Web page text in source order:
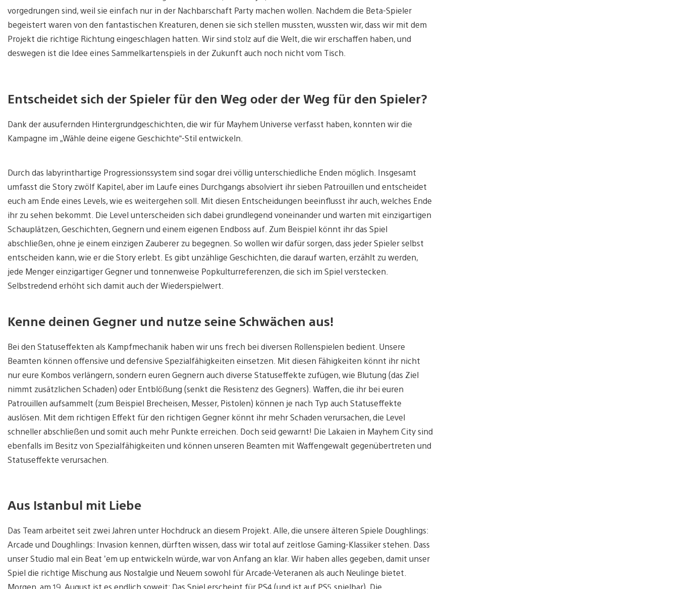
vorgedrungen sind, weil sie einfach nur in der Nachbarschaft Party machen wollen. Nachdem die Beta-Spieler
begeistert waren von den fantastischen Kreaturen, denen sie sich stellen mussten, wussten wir, dass wir mit dem
Projekt die richtige Richtung eingeschlagen hatten. Wir sind stolz auf die Welt, die wir erschaffen haben, und
deswegen ist die Idee eines Sammelkartenspiels in der Zukunft auch noch nicht vom Tisch.
Entscheidet sich der Spieler für den Weg oder der Weg für den Spieler?
Dank der ausufernden Hintergrundgeschichten, die wir für Mayhem Universe verfasst haben, konnten wir die
Kampagne im „Wähle deine eigene Geschichte“-Stil entwickeln.
Durch das labyrinthartige Progressionssystem sind sogar drei völlig unterschiedliche Enden möglich. Insgesamt
umfasst die Story zwölf Kapitel, aber im Laufe eines Durchgangs absolviert ihr sieben Patrouillen und entscheidet
euch am Ende eines Levels, wie es weitergehen soll. Mit diesen Entscheidungen beeinflusst ihr auch, welches Ende
ihr zu sehen bekommt. Die Level unterscheiden sich dabei grundlegend voneinander und warten mit einzigartigen
Schauplätzen, Geschichten, Gegnern und einem eigenen Endboss auf. Zum Beispiel könnt ihr das Spiel
abschließen, ohne je einem einzigen Zauberer zu begegnen. So wollen wir dafür sorgen, dass jeder Spieler selbst
entscheiden kann, wie er die Story erlebt. Es gibt unzählige Geschichten, die darauf warten, erzählt zu werden,
jede Menger einzigartiger Gegner und tonnenweise Popkulturreferenzen, die sich im Spiel verstecken.
Selbstredend erhöht sich damit auch der Wiederspielwert.
Kenne deinen Gegner und nutze seine Schwächen aus!
Bei den Statuseffekten als Kampfmechanik haben wir uns frech bei diversen Rollenspielen bedient. Unsere
Beamten können offensive und defensive Spezialfähigkeiten einsetzen. Mit diesen Fähigkeiten könnt ihr nicht
nur eure Kombos verlängern, sondern euren Gegnern auch diverse Statuseffekte zufügen, wie Blutung (das Ziel
nimmt zusätzlichen Schaden) oder Entblößung (senkt die Resistenz des Gegners). Waffen, die ihr bei euren
Patrouillen aufsammelt (zum Beispiel Brecheisen, Messer, Pistolen) können je nach Typ auch Statuseffekte
auslösen. Mit dem richtigen Effekt für den richtigen Gegner könnt ihr mehr Schaden verursachen, die Level
schneller abschließen und somit auch mehr Punkte erreichen. Doch seid gewarnt! Die Lakaien in Mayhem City sind
ebenfalls im Besitz von Spezialfähigkeiten und können unseren Beamten mit Waffengewalt gegenübertreten und
Statuseffekte verursachen.
Aus Istanbul mit Liebe
Das Team arbeitet seit zwei Jahren unter Hochdruck an diesem Projekt. Alle, die unsere älteren Spiele Doughlings:
Arcade und Doughlings: Invasion kennen, dürften wissen, dass wir total auf zeitlose Gaming-Klassiker stehen. Dass
unser Studio mal ein Beat ’em up entwickeln würde, war von Anfang an klar. Wir haben alles gegeben, damit unser
Spiel die richtige Mischung aus Nostalgie und Neuem sowohl für Arcade-Veteranen als auch Neulinge bietet.